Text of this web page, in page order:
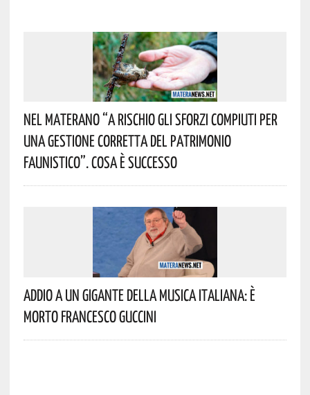
Nel Materano “a Rischio Gli Sforzi Compiuti Per
Una Gestione Corretta Del Patrimonio
Faunistico”. Cosa È Successo
Addio A Un Gigante Della Musica Italiana: È
Morto Francesco Guccini